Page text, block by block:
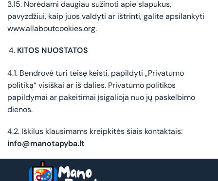
3.15. Norėdami daugiau sužinoti apie slapukus,
pavyzdžiui, kaip juos valdyti ar ištrinti, galite apsilankyti
www.allaboutcookies.org.
KITOS NUOSTATOS
4.1. Bendrovė turi teisę keisti, papildyti „Privatumo
politiką“ visiškai ar iš dalies. Privatumo politikos
papildymai ar pakeitimai įsigalioja nuo jų paskelbimo
dienos.
4.2. Iškilus klausimams kreipkitės šiais kontaktais:
info@manotapyba.lt